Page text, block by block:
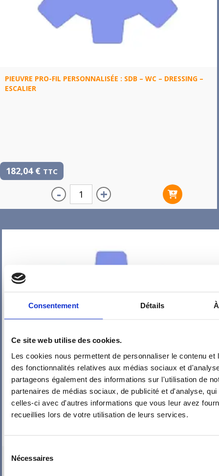
Consentement Détails
Ce site web utilise des cookies.
Les cookies nous permettent de personnaliser le contenu et
des fonctionnalités relatives aux médias sociaux et
partageons également des informations sur l'utilisation de
partenaires de médias sociaux, de publicité et d'analyse,
celles-ci avec d'autres informations que vous leur avez
recueillies lors de votre utilisation de leurs services.
Nécessaires
PIEUVRE PRO-FIL PERSONNALISÉE : SDB – WC – DRESSING –
ESCALIER
182,04 € TTC
- +
PIEUVRE PRO-FIL PERSONNALISÉE : CH 1